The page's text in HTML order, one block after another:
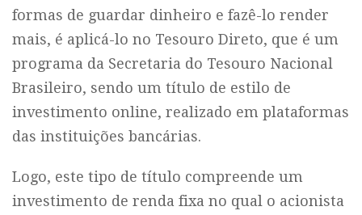
formas de guardar dinheiro e fazê-lo render
mais, é aplicá-lo no Tesouro Direto, que é um
programa da Secretaria do Tesouro Nacional
Brasileiro, sendo um título de estilo de
investimento online, realizado em plataformas
das instituições bancárias.
Logo, este tipo de título compreende um
investimento de renda fixa no qual o acionista